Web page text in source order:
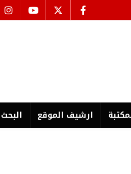
ارشیف الموقع البحث